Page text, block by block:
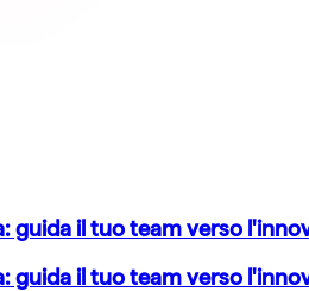
guida il tuo team verso
guida il tuo team verso